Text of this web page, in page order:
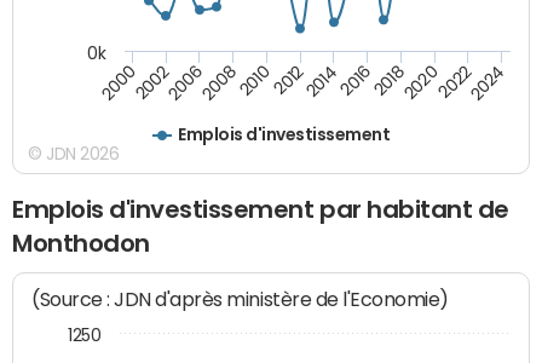
Emplois d'investissement
200020022006200820102012201420162018202020222024
0k
© JDN 2026
Emplois d'investissement par habitant de
Monthodon
(Source : JDN d'après ministère de l'Economie)
1250